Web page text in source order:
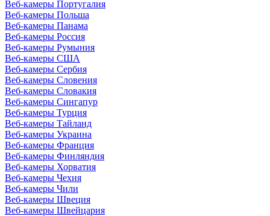
Веб-камеры Португалия
Веб-камеры Польша
Веб-камеры Панама
Веб-камеры Россия
Веб-камеры Румыния
Веб-камеры США
Веб-камеры Сербия
Веб-камеры Словения
Веб-камеры Словакия
Веб-камеры Сингапур
Веб-камеры Турция
Веб-камеры Тайланд
Веб-камеры Украина
Веб-камеры Франция
Веб-камеры Финляндия
Веб-камеры Хорватия
Веб-камеры Чехия
Веб-камеры Чили
Веб-камеры Швеция
Веб-камеры Швейцария